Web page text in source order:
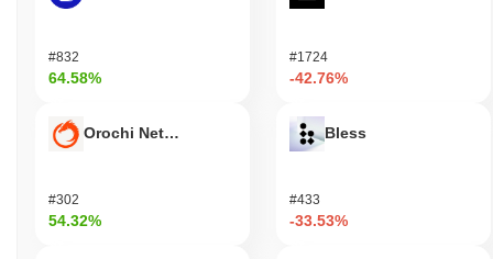
#832
64.58%
Orochi Network
#302
54.32%
#1724
-42.76%
Bless
#433
-33.53%